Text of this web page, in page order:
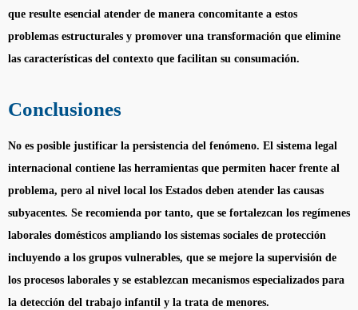
que resulte esencial atender de manera concomitante a estos
problemas estructurales y promover una transformación que elimine
las características del contexto que facilitan su consumación.
Conclusiones
No es posible justificar la persistencia del fenómeno. El sistema legal
internacional contiene las herramientas que permiten hacer frente al
problema, pero al nivel local los Estados deben atender las causas
subyacentes. Se recomienda por tanto, que se fortalezcan los regímenes
laborales domésticos ampliando los sistemas sociales de protección
incluyendo a los grupos vulnerables, que se mejore la supervisión de
los procesos laborales y se establezcan mecanismos especializados para
la detección del trabajo infantil y la trata de menores.